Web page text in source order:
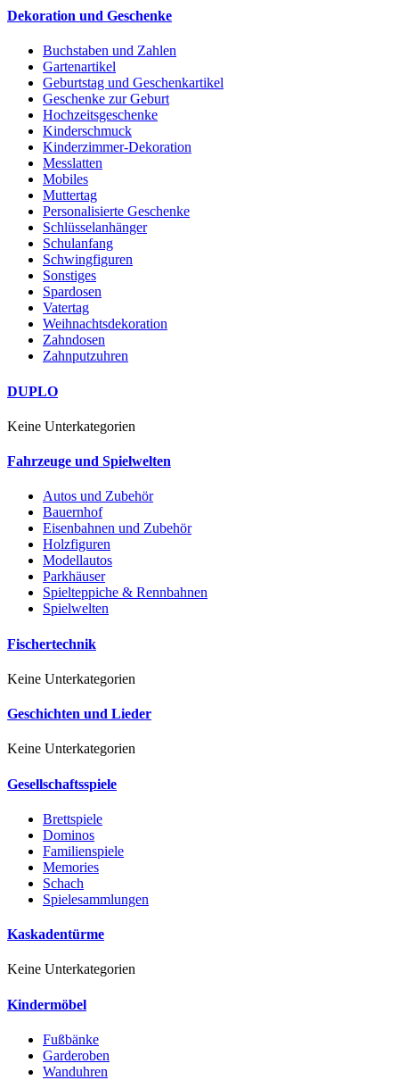
Dekoration und Geschenke
Buchstaben und Zahlen
Gartenartikel
Geburtstag und Geschenkartikel
Geschenke zur Geburt
Hochzeitsgeschenke
Kinderschmuck
Kinderzimmer-Dekoration
Messlatten
Mobiles
Muttertag
Personalisierte Geschenke
Schlüsselanhänger
Schulanfang
Schwingfiguren
Sonstiges
Spardosen
Vatertag
Weihnachtsdekoration
Zahndosen
Zahnputzuhren
DUPLO
Keine Unterkategorien
Fahrzeuge und Spielwelten
Autos und Zubehör
Bauernhof
Eisenbahnen und Zubehör
Holzfiguren
Modellautos
Parkhäuser
Spielteppiche & Rennbahnen
Spielwelten
Fischertechnik
Keine Unterkategorien
Geschichten und Lieder
Keine Unterkategorien
Gesellschaftsspiele
Brettspiele
Dominos
Familienspiele
Memories
Schach
Spielesammlungen
Kaskadentürme
Keine Unterkategorien
Kindermöbel
Fußbänke
Garderoben
Wanduhren